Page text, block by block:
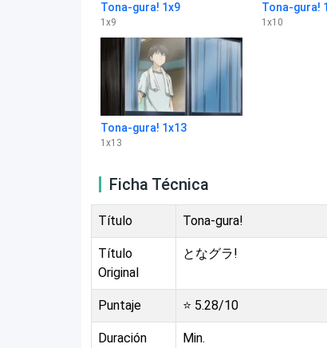
Tona-gura! 1x9
1 x9
Tona-gura!
1 x10
Tona-gura! 1x13
1 x13
Ficha Técnica
Título Tona-gura!
Título
Original
となグラ!
Puntaje ⭐ 5.28/10
Duración Min.